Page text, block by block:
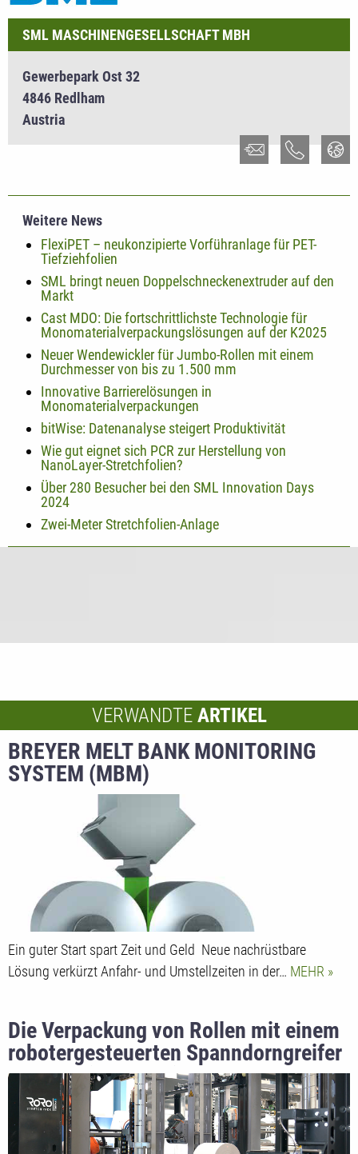
SML MASCHINENGESELLSCHAFT MBH
Gewerbepark Ost 32
4846 Redlham
Austria
Weitere News
FlexiPET – neukonzipierte Vorführanlage für PET-
Tiefziehfolien
SML bringt neuen Doppelschneckenextruder auf den
Markt
Cast MDO: Die fortschrittlichste Technologie für
Monomaterialverpackungslösungen auf der K2025
Neuer Wendewickler für Jumbo-Rollen mit einem
Durchmesser von bis zu 1.500 mm
Innovative Barrierelösungen in
Monomaterialverpackungen
bitWise: Datenanalyse steigert Produktivität
Wie gut eignet sich PCR zur Herstellung von
NanoLayer-Stretchfolien?
Über 280 Besucher bei den SML Innovation Days
2024
Zwei-Meter Stretchfolien-Anlage
VERWANDTE ARTIKEL
BREYER MELT BANK MONITORING
SYSTEM (MBM)
Ein guter Start spart Zeit und Geld Neue nachrüstbare
Lösung verkürzt Anfahr- und Umstellzeiten in der… MEHR
Die Verpackung von Rollen mit einem
robotergesteuerten Spanndorngreifer
gewährleistet maximale Kontrolle